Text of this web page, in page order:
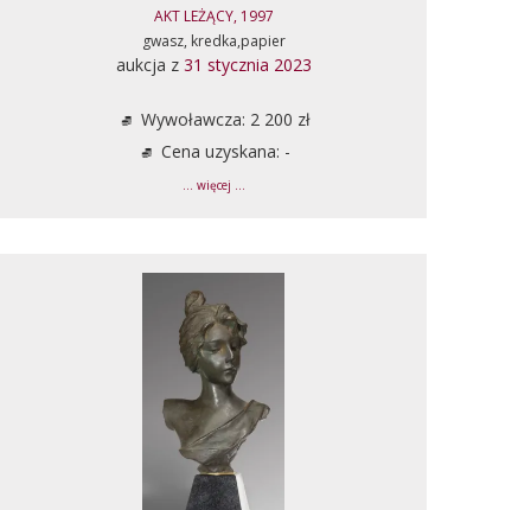
AKT LEŻĄCY, 1997
gwasz, kredka,papier
aukcja z 31 stycznia 2023
Wywoławcza: 2 200 zł
Cena uzyskana: -
... więcej ...